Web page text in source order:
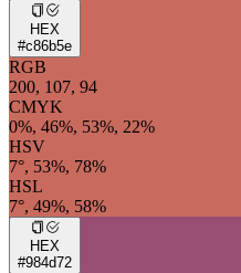
HEX
#c86b5e
RGB
200, 107, 94
CMYK
0%, 46%, 53%, 22%
HSV
7°, 53%, 78%
HSL
7°, 49%, 58%
HEX
#984d72